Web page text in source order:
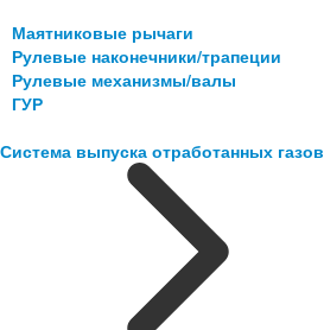
Маятниковые рычаги
Рулевые наконечники/трапеции
Рулевые механизмы/валы
ГУР
Система выпуска отработанных газов